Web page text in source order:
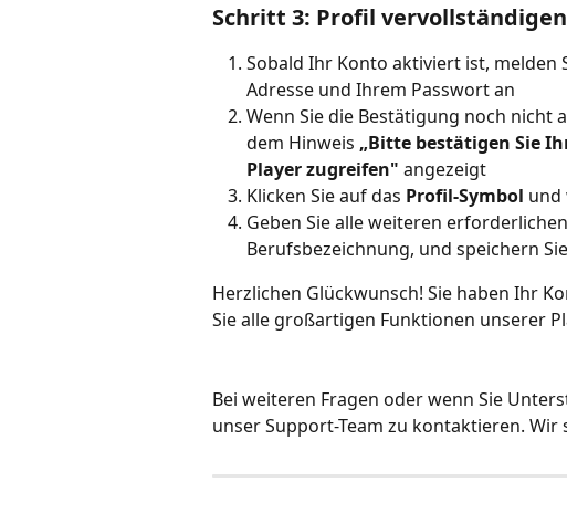
Schritt 3: Profil vervollständigen
Sobald Ihr Konto aktiviert ist,
Adresse und Ihrem Passwort an
Wenn Sie die Bestätigung noch nicht
dem Hinweis „Bitte bestätigen Sie
Player zugreifen" angezeigt
Klicken Sie auf das Profil-Symbol und
Geben Sie alle weiteren
Berufsbezeichnung, und speichern
Herzlichen Glückwunsch! Sie haben Ihr
Sie alle großartigen Funktionen unserer
Bei weiteren Fragen oder wenn Sie
unser Support-Team zu kontaktieren. Wir